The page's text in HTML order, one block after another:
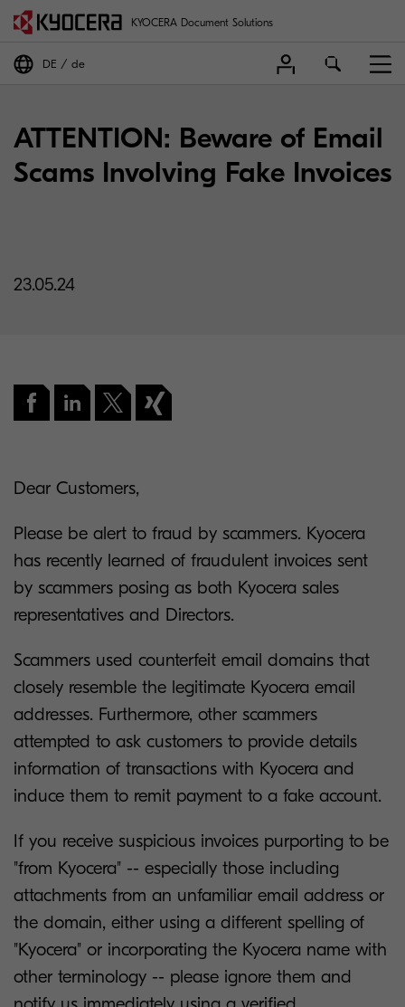
KYOCERA Document Solutions
DE de
ATTENTION: Beware of Email
Scams Involving Fake Invoices
23.05.24
Dear Customers,
Please be alert to fraud by scammers. Kyocera
has recently learned of fraudulent invoices sent
by scammers posing as both Kyocera sales
representatives and Directors.
Scammers used counterfeit email domains that
closely resemble the legitimate Kyocera email
addresses. Furthermore, other scammers
attempted to ask customers to provide details
information of transactions with Kyocera and
induce them to remit payment to a fake account.
If you receive suspicious invoices purporting to be
"from Kyocera" -- especially those including
attachments from an unfamiliar email address or
the domain, either using a different spelling of
"Kyocera" or incorporating the Kyocera name with
other terminology -- please ignore them and